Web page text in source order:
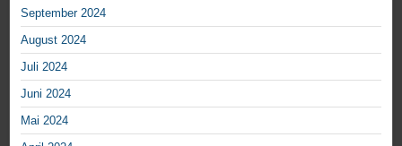
September 2024
August 2024
Juli 2024
Juni 2024
Mai 2024